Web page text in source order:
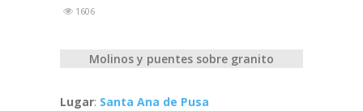
1606
Molinos y puentes sobre granito
Lugar: Santa Ana de Pusa